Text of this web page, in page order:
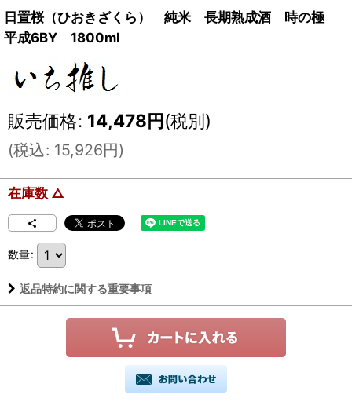
日置桜（ひおきざくら） 純米 長期熟成酒 時の極
平成6BY 1800ml
販売価格: 14,478円(税別)
(税込: 15,926円)
在庫数 △
数量:
返品特約に関する重要事項